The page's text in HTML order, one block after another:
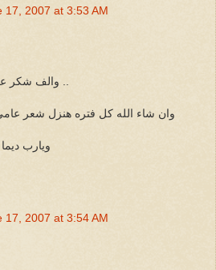
17, 2007 at 3:53 AM
وان شاء الله كل فتره هنزل شعر
ويارب
17, 2007 at 3:54 AM